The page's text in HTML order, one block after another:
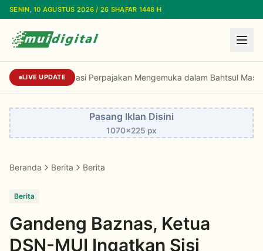
Lewati ke konten utama
SENIN, 10 AGUSTUS 2026 / 26 SHAFAR 1448 H
LIVE UPDATE Dorongan Reformasi Perpajakan
Pasang Iklan Disini
1070x225 px
Beranda Berita Berita
Berita
Gandeng Baznas, Ketua
DSN-MUI Ingatkan Sisi